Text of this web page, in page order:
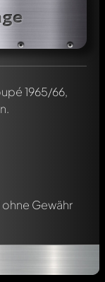
1965/66,
Gewähr
diesem Modell!
diskutiert
die